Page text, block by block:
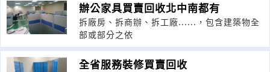
辦公家具買賣回收北中南都有
拆廠房、拆商辦、拆工廠......，包含建築物全
部或部分之依
全省服務裝修買賣回收